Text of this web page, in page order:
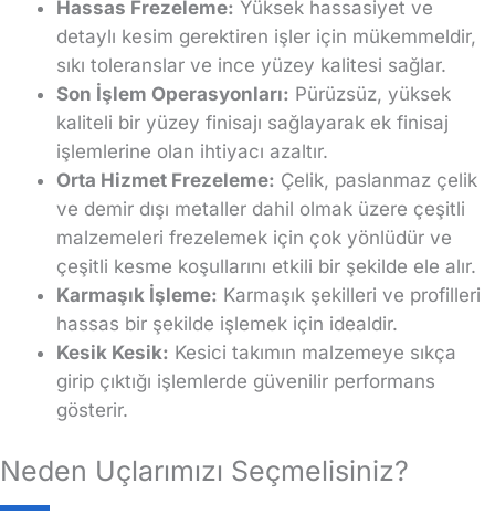
Hassas Frezeleme: Yüksek hassasiyet ve
detaylı kesim gerektiren işler için mükemmeldir,
sıkı toleranslar ve ince yüzey kalitesi sağlar.
Son İşlem Operasyonları: Pürüzsüz, yüksek
kaliteli bir yüzey finisajı sağlayarak ek finisaj
işlemlerine olan ihtiyacı azaltır.
Orta Hizmet Frezeleme: Çelik, paslanmaz çelik
ve demir dışı metaller dahil olmak üzere çeşitli
malzemeleri frezelemek için çok yönlüdür ve
çeşitli kesme koşullarını etkili bir şekilde ele alır.
Karmaşık İşleme: Karmaşık şekilleri ve profilleri
hassas bir şekilde işlemek için idealdir.
Kesik Kesik: Kesici takımın malzemeye sıkça
girip çıktığı işlemlerde güvenilir performans
gösterir.
Neden Uçlarımızı Seçmelisiniz?